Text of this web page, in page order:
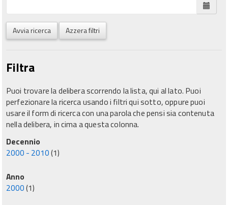
Avvia ricerca Azzera filtri
Filtra
Puoi trovare la delibera scorrendo la lista, qui al lato. Puoi
perfezionare la ricerca usando i filtri qui sotto, oppure puoi
usare il form di ricerca con una parola che pensi sia contenuta
nella delibera, in cima a questa colonna.
Decennio
2000 - 2010(1)
Anno
2000(1)